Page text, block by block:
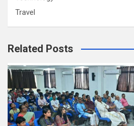
Travel
Related Posts